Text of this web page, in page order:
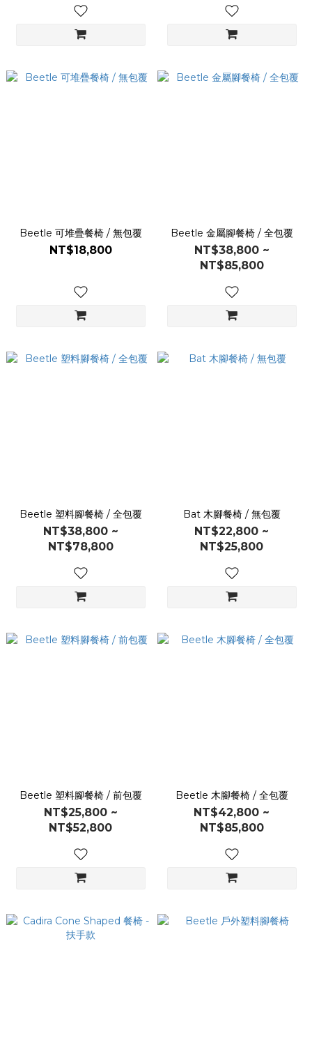
Beetle 可堆疊餐椅 / 無包覆
NT$18,800
Beetle 金屬腳餐椅 / 全包覆
NT$38,800 ~
NT$85,800
Beetle 塑料腳餐椅 / 全包覆
NT$38,800 ~
NT$78,800
Bat 木腳餐椅 / 無包覆
NT$22,800 ~
NT$25,800
Beetle 塑料腳餐椅 / 前包覆
NT$25,800 ~
NT$52,800
Beetle 木腳餐椅 / 全包覆
NT$42,800 ~
NT$85,800